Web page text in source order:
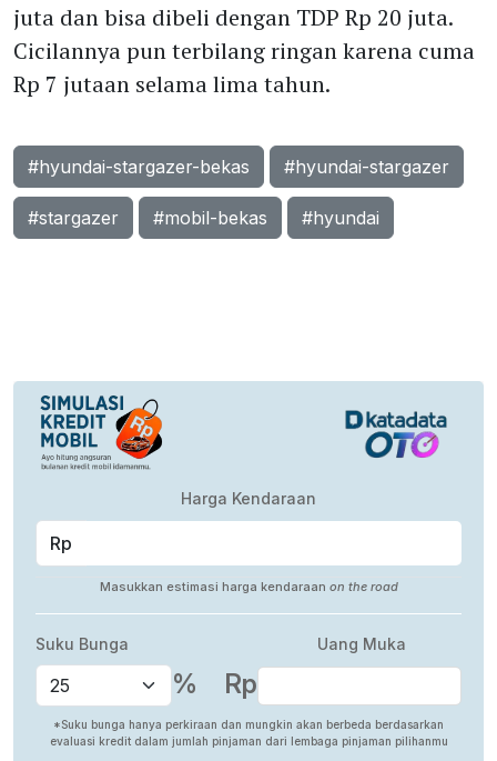
juta dan bisa dibeli dengan TDP Rp 20 juta.
Cicilannya pun terbilang ringan karena cuma
Rp 7 jutaan selama lima tahun.
#hyundai-stargazer-bekas #hyundai-stargazer
#stargazer #mobil-bekas #hyundai